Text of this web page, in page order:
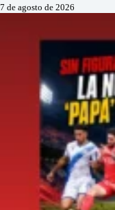
7 de agosto de 2026